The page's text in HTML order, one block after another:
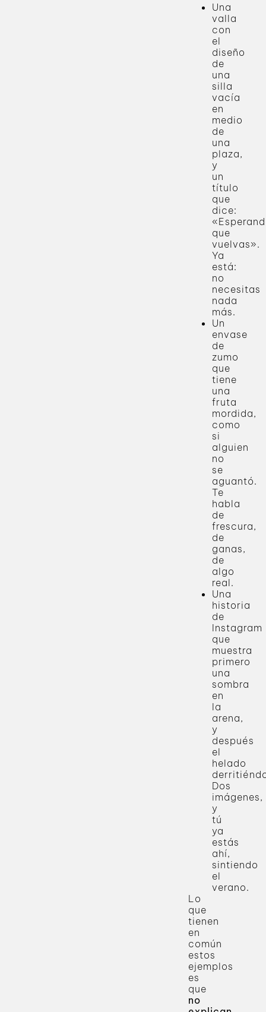
Una
valla
con
el
diseño
de
una
silla
vacía
en
medio
de
una
plaza,
y
un
título
que
dice:
que
vuelvas».
Ya
está:
no
necesitas
nada
más.
Un
envase
de
zumo
que
tiene
una
fruta
mordida,
como
si
alguien
no
se
aguantó.
Te
habla
de
frescura,
de
ganas,
de
algo
real.
Una
historia
de
Instagram
que
muestra
primero
una
sombra
en
la
arena,
y
después
el
helado
Dos
imágenes,
y
tú
ya
estás
ahí,
sintiendo
el
verano.
Lo
que
tienen
en
común
estos
ejemplos
es
que
no